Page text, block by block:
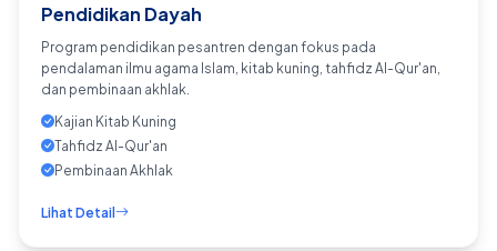
Pendidikan Dayah
Program pendidikan pesantren dengan fokus pada
pendalaman ilmu agama Islam, kitab kuning, tahfidz Al-Qur'an,
dan pembinaan akhlak.
Kajian Kitab Kuning
Tahfidz Al-Qur'an
Pembinaan Akhlak
Lihat Detail